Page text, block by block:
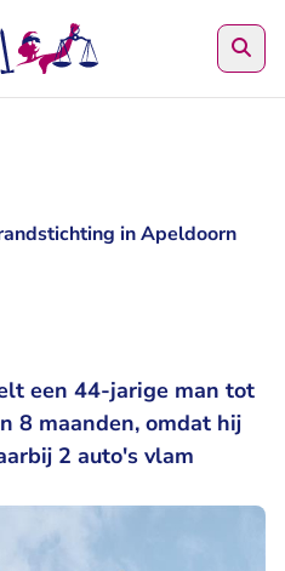
in Apeldoorn
een 44-jarige man tot
8 maanden, omdat hij
2 auto's vlam